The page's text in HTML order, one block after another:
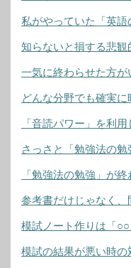
私がやっていた「英
知らないと損する悲観
一気に終わらせた方
どんな分野でも確実
「音読パワー」を利
さっさと「勉強法の勉
「勉強法の勉強」が
参考書だけじゃなく、
模試ノート作りは「
模試の結果が悪い時の